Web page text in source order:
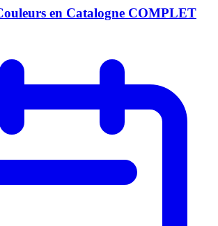
en Catalogne COMPLET